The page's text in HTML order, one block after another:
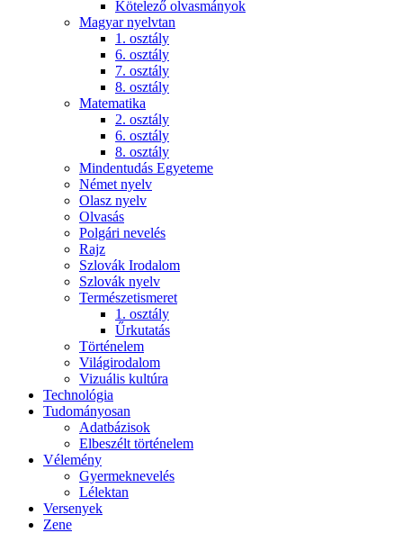
Kötelező olvasmányok
Magyar nyelvtan
1. osztály
6. osztály
7. osztály
8. osztály
Matematika
2. osztály
6. osztály
8. osztály
Mindentudás Egyeteme
Német nyelv
Olasz nyelv
Olvasás
Polgári nevelés
Rajz
Szlovák Irodalom
Szlovák nyelv
Természetismeret
1. osztály
Űrkutatás
Történelem
Világirodalom
Vizuális kultúra
Technológia
Tudományosan
Adatbázisok
Elbeszélt történelem
Vélemény
Gyermeknevelés
Lélektan
Versenyek
Zene